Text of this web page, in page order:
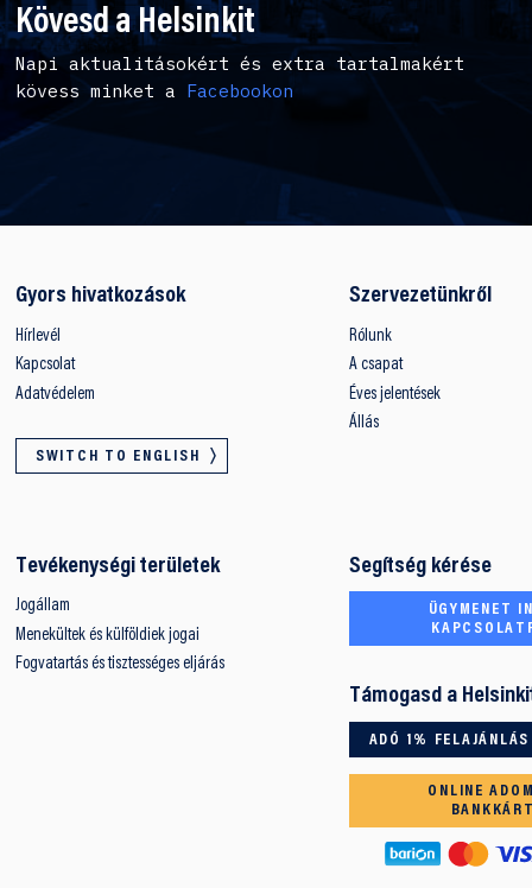
Kövesd a Helsinkit
Napi aktualitásokért és extra tartalmakért
kövess minket a Facebookon
Gyors hivatkozások
Hírlevél
Kapcsolat
Adatvédelem
SWITCH TO ENGLISH
Szervezetünkről
Rólunk
A csapat
Éves jelentések
Állás
Tevékenységi területek
Jogállam
Menekültek és külföldiek jogai
Fogvatartás és tisztességes eljárás
Segítség kérése
ÜGYMENET
Támogasd a
ADÓ 1% FELAJÁNLÁS
ONLINE